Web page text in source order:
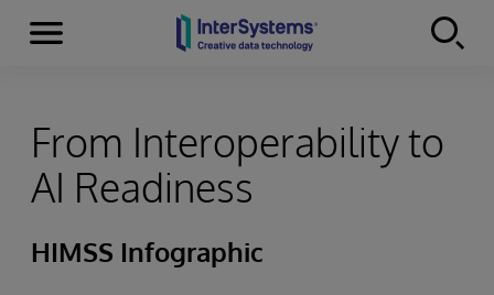
Skip to content
Menu
From Interoperability to
AI Readiness
HIMSS Infographic